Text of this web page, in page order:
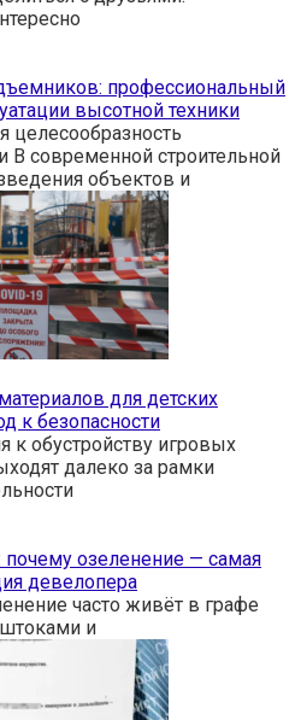
профессиональный
высотной техники
целесообразность
В современной строительной
объектов и
для детских
к безопасности
обустройству игровых
далеко за рамки
почему озеленение — самая
девелопера
часто живёт в графе
и